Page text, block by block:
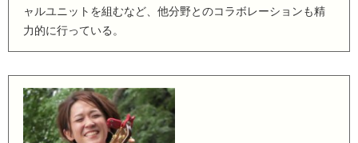
ャルユニットを組むなど、他分野とのコラボレーションも精
力的に行っている。